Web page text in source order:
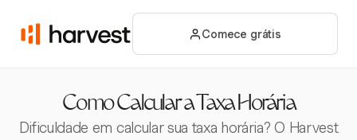
Comece grátis
Como Calcular a Taxa Horária
Dificuldade em calcular sua taxa horária? O Harvest